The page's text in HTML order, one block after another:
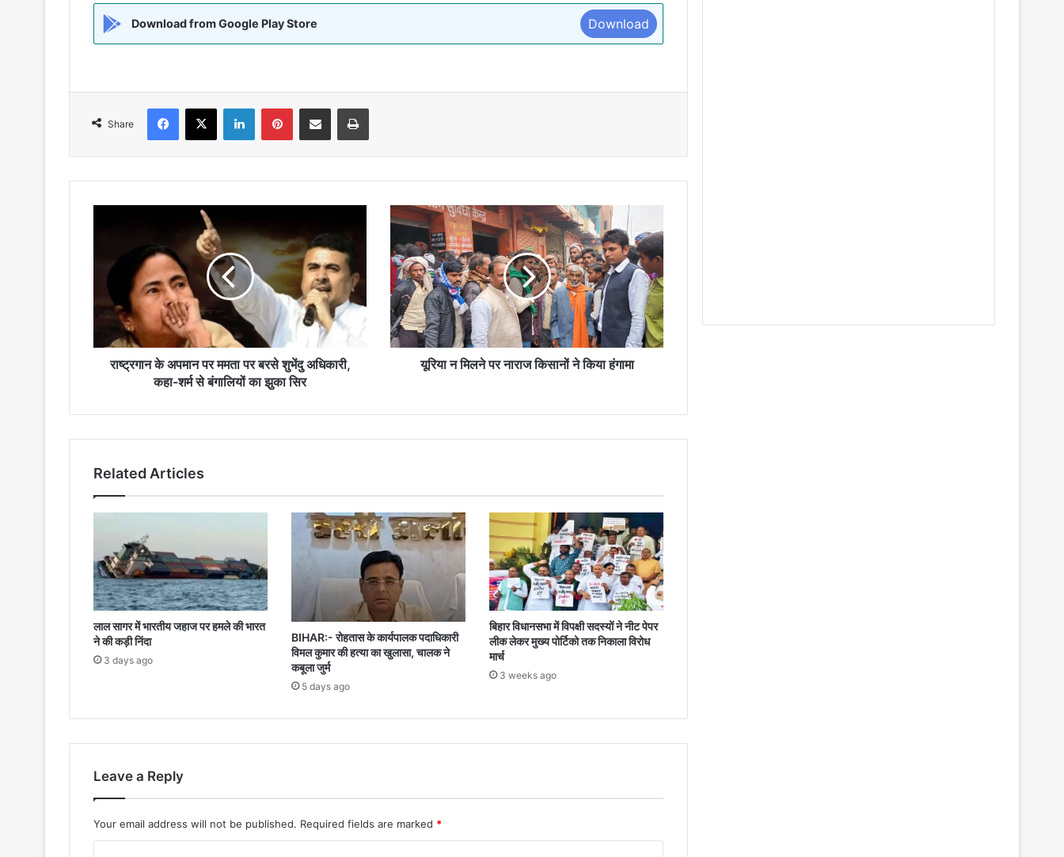
Download from Google Play Store Download
Share
Facebook
X LinkedInPinterestShare via Email Print
बरसे
अधिकारी,
कहा-
बंगालियों
राष्ट्रगान के अपमान पर ममता पर बरसे शुभेंदु अधिकारी,
कहा-शर्म से बंगालियों का झुका सिर
यूरिया
मिलने
पर
नाराज
किसानों
ने
किया
हंगामा
यूरिया न मिलने पर नाराज किसानों ने किया हंगामा
Related Articles
लाल सागर में भारतीय जहाज पर हमले की भारत
ने की कड़ी निंदा
3 days ago
BIHAR:- रोहतास के कार्यपालक पदाधिकारी
विमल कुमार की हत्या का खुलासा, चालक ने
कबूला जुर्म
5 days ago
बिहार विधानसभा में विपक्षी सदस्यों ने नीट पेपर
लीक लेकर मुख्य पोर्टिको तक निकाला विरोध
मार्च
3 weeks ago
Leave a Reply
Your email address will not be published. Required fields are marked *